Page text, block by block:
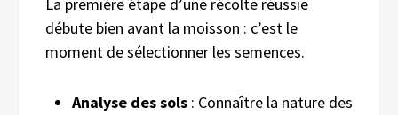
La première étape d’une récolte réussie
débute bien avant la moisson : c’est le
moment de sélectionner les semences.
Analyse des sols : Connaître la nature des